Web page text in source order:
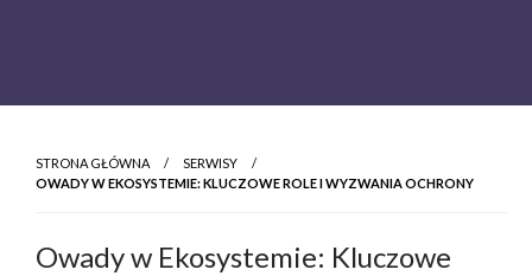
STRONA GŁÓWNA
SERWISY
OWADY W EKOSYSTEMIE: KLUCZOWE ROLE I WYZWANIA OCHRONY
Owady w Ekosystemie: Kluczowe